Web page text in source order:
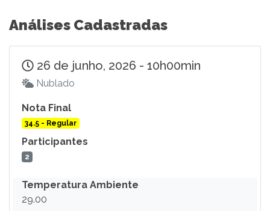
Análises Cadastradas
26 de junho, 2026 - 10h00min
Nublado
Nota Final
34.5 - Regular
Participantes
2
Temperatura Ambiente
29.00